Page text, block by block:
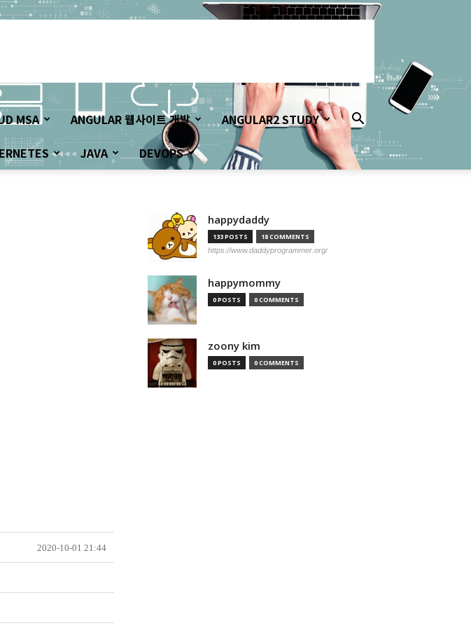
MSA ANGULAR 웹사이트 개발
ANGULAR2 STUDY
JAVA DEVOPS
2020-10-01 21:44
happydaddy
133 POSTS 18 COMMENTS
https://www.daddyprogrammer.org/
happymommy
0 POSTS 0 COMMENTS
zoony kim
0 POSTS 0 COMMENTS